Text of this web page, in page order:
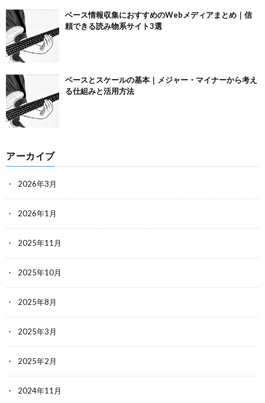
ベース情報収集におすすめのWebメディアまとめ｜信
頼できる読み物系サイト3選
ベースとスケールの基本｜メジャー・マイナーから考え
る仕組みと活用方法
アーカイブ
2026年3月
2026年1月
2025年11月
2025年10月
2025年8月
2025年3月
2025年2月
2024年11月